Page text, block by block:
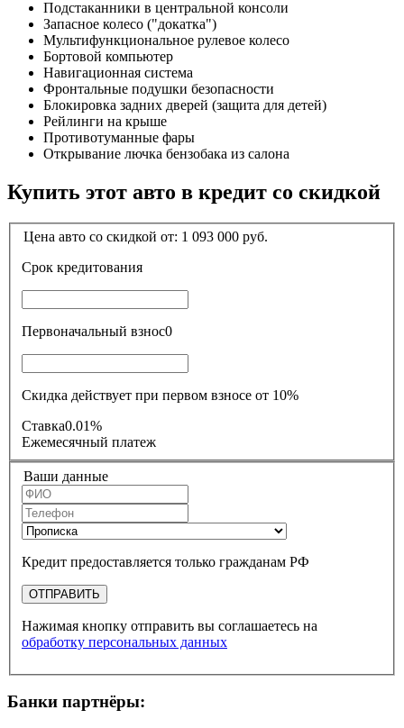
Подстаканники в центральной консоли
Запасное колесо ("докатка")
Мультифункциональное рулевое колесо
Бортовой компьютер
Навигационная система
Фронтальные подушки безопасности
Блокировка задних дверей (защита для детей)
Рейлинги на крыше
Противотуманные фары
Открывание лючка бензобака из салона
Купить этот авто в кредит со скидкой
Цена авто со скидкой от: 1 093 000 руб.
Срок кредитования
Первоначальный взнос0
Скидка действует при первом взносе от 10%
Ставка0.01%
Ежемесячный платеж
Ваши данные
Кредит предоставляется только гражданам РФ
ОТПРАВИТЬ
Нажимая кнопку отправить вы соглашаетесь на
обработку персональных данных
Банки партнёры: